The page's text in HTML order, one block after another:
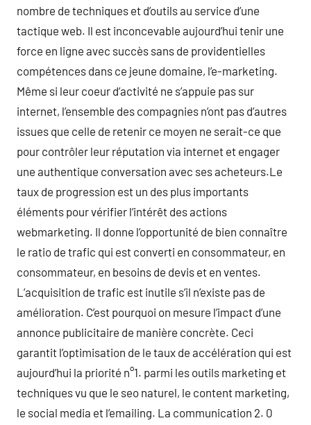
nombre de techniques et d’outils au service d’une
tactique web. Il est inconcevable aujourd’hui tenir une
force en ligne avec succès sans de providentielles
compétences dans ce jeune domaine, l’e-marketing.
Même si leur coeur d’activité ne s’appuie pas sur
internet, l’ensemble des compagnies n’ont pas d’autres
issues que celle de retenir ce moyen ne serait-ce que
pour contrôler leur réputation via internet et engager
une authentique conversation avec ses acheteurs.Le
taux de progression est un des plus importants
éléments pour vérifier l’intérêt des actions
webmarketing. Il donne l’opportunité de bien connaître
le ratio de trafic qui est converti en consommateur, en
consommateur, en besoins de devis et en ventes.
L’acquisition de trafic est inutile s’il n’existe pas de
amélioration. C’est pourquoi on mesure l’impact d’une
annonce publicitaire de manière concrète. Ceci
garantit l’optimisation de le taux de accélération qui est
aujourd’hui la priorité n°1. parmi les outils marketing et
techniques vu que le seo naturel, le content marketing,
le social media et l’emailing. La communication 2. 0